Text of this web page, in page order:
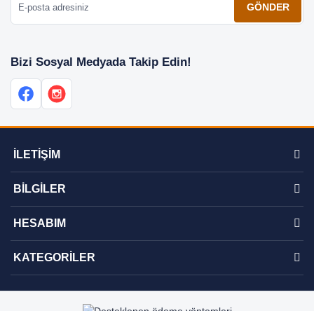
GÖNDER
Bizi Sosyal Medyada Takip Edin!
İLETİŞİM
BİLGİLER
HESABIM
KATEGORİLER